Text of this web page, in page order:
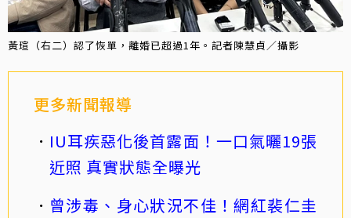
黃瑄（右二）認了恢單，離婚已超過1年。記者陳慧貞／攝影
更多新聞報導
IU耳疾惡化後首露面！一口氣曬19張
近照 真實狀態全曝光
曾涉毒、身心狀況不佳！網紅裴仁圭